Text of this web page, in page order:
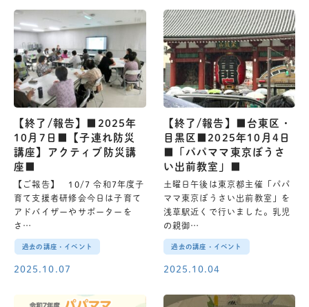
【終了/報告】■2025年
10月7日■【子連れ防災
講座】アクティブ防災講
座■
【ご報告】 10/7 令和7年度子
育て支援者研修会今日は子育て
アドバイザーやサポーターを
さ…
過去の講座・イベント
2025.10.07
【終了/報告】■台東区・
目黒区■2025年10月4日
■「パパママ東京ぼうさ
い出前教室」■
土曜日午後は東京都主催「パパ
ママ東京ぼうさい出前教室」を
浅草駅近くで行いました。乳児
の親御…
過去の講座・イベント
2025.10.04